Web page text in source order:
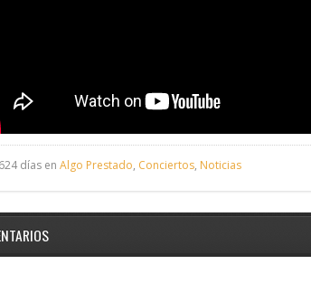
días en Algo Prestado, Conciertos, Noticias